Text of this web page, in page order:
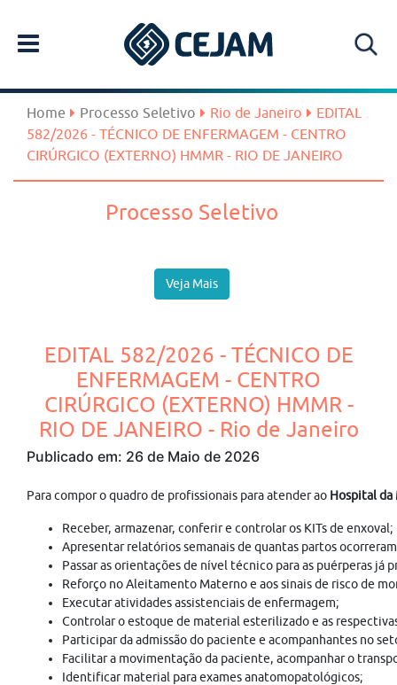
Home Processo Seletivo Rio de Janeiro
EDITAL
582/2026 - TÉCNICO DE ENFERMAGEM - CENTRO
CIRÚRGICO (EXTERNO) HMMR - RIO DE JANEIRO
Processo Seletivo
Veja Mais
EDITAL 582/2026 - TÉCNICO DE
ENFERMAGEM - CENTRO
CIRÚRGICO (EXTERNO) HMMR -
RIO DE JANEIRO - Rio de Janeiro
Publicado em: 26 de Maio de 2026
Para compor o quadro de profissionais para atender ao Hospital da
Receber, armazenar, conferir e controlar os KITs de enxoval;
Apresentar relatórios semanais de quantas partos
Passar as orientações de nível técnico para as puérperas já
Reforço no Aleitamento Materno e aos sinais de risco de
Executar atividades assistenciais de enfermagem;
Controlar o estoque de material esterilizado e as
Participar da admissão do paciente e acompanhantes no
Facilitar a movimentação da paciente, acompanhar o
Identificar material para exames anatomopatológicos;